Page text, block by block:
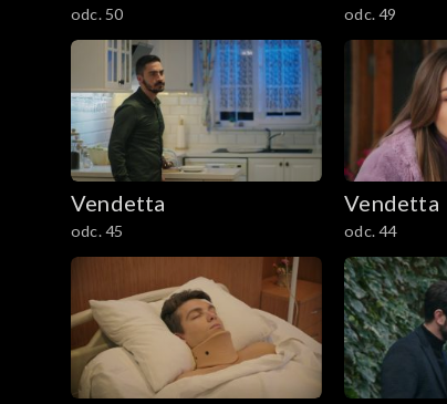
odc. 50 odc. 49
Vendetta
odc. 45
Vendetta
odc. 44